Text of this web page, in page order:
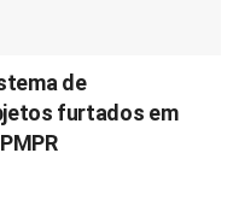
de
furtados em